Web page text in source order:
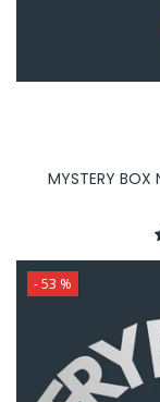
MYSTERY BOX
- 53 %